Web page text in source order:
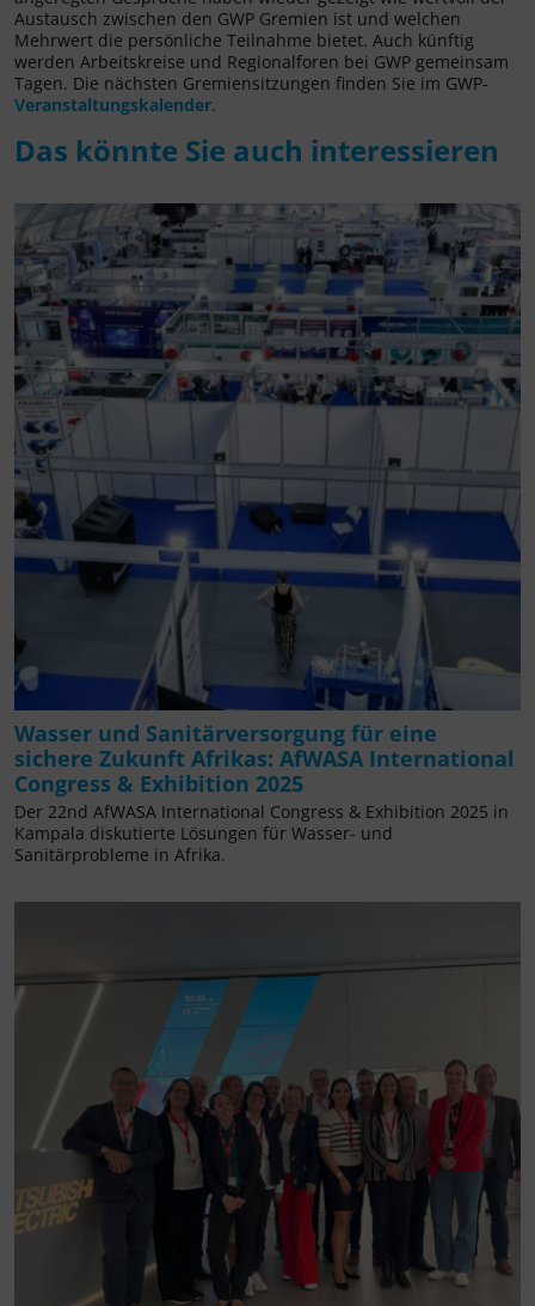
Austausch zwischen den GWP Gremien ist und welchen
Mehrwert die persönliche Teilnahme bietet. Auch künftig
werden Arbeitskreise und Regionalforen bei GWP gemeinsam
Tagen. Die nächsten Gremiensitzungen finden Sie im GWP-
Veranstaltungskalender.
Das könnte Sie auch interessieren
Wasser und Sanitärversorgung für eine
sichere Zukunft Afrikas: AfWASA International
Congress & Exhibition 2025
Der 22nd AfWASA International Congress & Exhibition 2025 in
Kampala diskutierte Lösungen für Wasser- und
Sanitärprobleme in Afrika.